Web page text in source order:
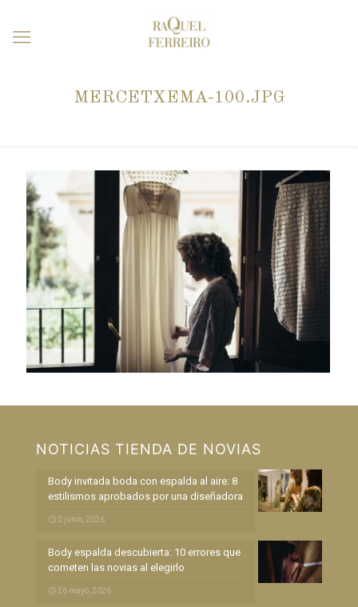
MERCETXEMA-100.JPG
NOTICIAS TIENDA DE NOVIAS
Body invitada boda con espalda al aire: 8
estilismos aprobados por una diseñadora
2 junio, 2026
Body espalda descubierta: 10 errores que
cometen las novias al elegirlo
26 mayo, 2026